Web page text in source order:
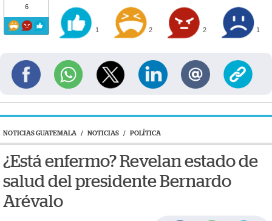
6
1 2 2 1
NOTICIAS GUATEMALA / NOTICIAS / POLÍTICA
¿Está enfermo? Revelan estado de
salud del presidente Bernardo
Arévalo